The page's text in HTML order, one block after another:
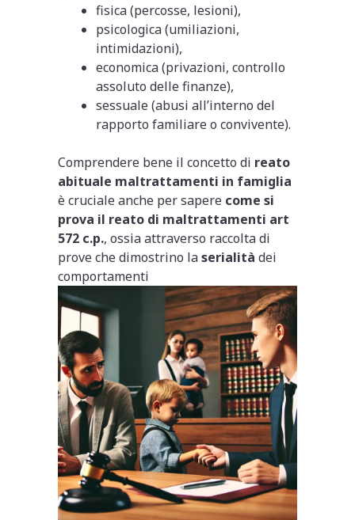
fisica (percosse, lesioni),
psicologica (umiliazioni,
intimidazioni),
economica (privazioni, controllo
assoluto delle finanze),
sessuale (abusi all’interno del
rapporto familiare o convivente).
Comprendere bene il concetto di reato
abituale maltrattamenti in famiglia
è cruciale anche per sapere come si
prova il reato di maltrattamenti art
572 c.p., ossia attraverso raccolta di
prove che dimostrino laserialità dei
comportamenti